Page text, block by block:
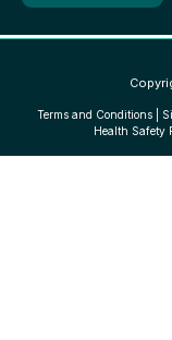
Terms and Conditions|
Health Safety